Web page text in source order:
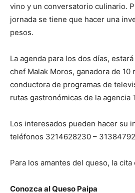
vino y un conversatorio culinario.
jornada se tiene que hacer una
pesos.
La agenda para los dos días,
chef Malak Moros, ganadora de 10
conductora de programas de
rutas gastronómicas de la agencia
Los interesados pueden hacer su
teléfonos 3214628230 –
Para los amantes del queso, la cita
Conozca al Queso Paipa